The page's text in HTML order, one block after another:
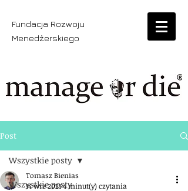
Fundacja Rozwoju
Menedżerskiego
Post
Wszystkie posty
Wszystkie posty
Tomasz Bienias
14 wrz 20214 minut(y) czytania